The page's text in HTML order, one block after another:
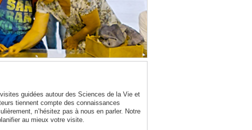
guidées autour des Sciences de la Vie et
tiennent compte des connaissances
n’hésitez pas à nous en parler. Notre
au mieux votre visite.